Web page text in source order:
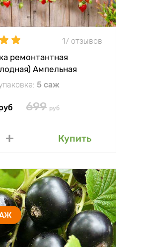
17 отзывов
ремонтантная
Ампельная
5 саж
699 руб
Купить